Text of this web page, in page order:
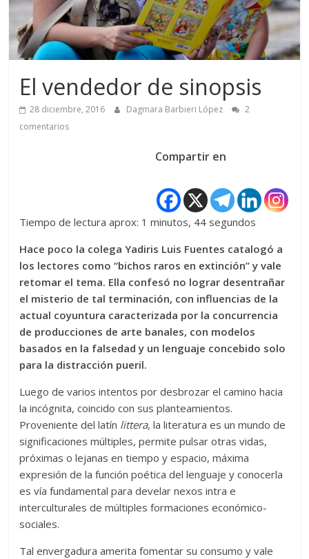
El vendedor de sinopsis
28 diciembre, 2016 Dagmara Barbieri López
2
comentarios
Compartir en
Tiempo de lectura aprox: 1 minutos, 44 segundos
Hace poco la colega Yadiris Luis Fuentes catalogó a
los lectores como “bichos raros en extinción” y vale
retomar el tema. Ella confesó no lograr desentrañar
el misterio de tal terminación, con influencias de la
actual coyuntura caracterizada por la concurrencia
de producciones de arte banales, con modelos
basados en la falsedad y un lenguaje concebido solo
para la distracción pueril.
Luego de varios intentos por desbrozar el camino hacia
la incógnita, coincido con sus planteamientos.
Proveniente del latín littera, la literatura es un mundo de
significaciones múltiples, permite pulsar otras vidas,
próximas o lejanas en tiempo y espacio, máxima
expresión de la función poética del lenguaje y conocerla
es vía fundamental para develar nexos intra e
interculturales de múltiples formaciones económico-
sociales.
Tal envergadura amerita fomentar su consumo y vale